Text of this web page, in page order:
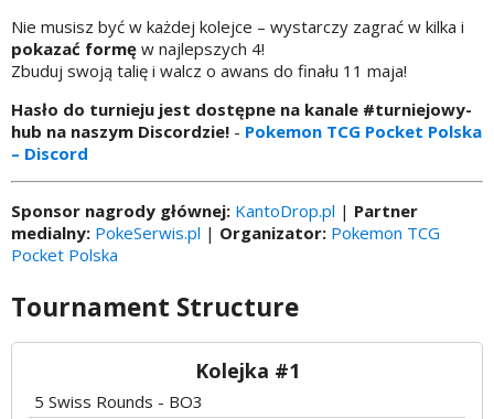
Nie musisz być w każdej kolejce – wystarczy zagrać w kilka i
pokazać formę w najlepszych 4!
Zbuduj swoją talię i walcz o awans do finału 11 maja!
Hasło do turnieju jest dostępne na kanale #turniejowy-
hub na naszym Discordzie! - Pokemon TCG Pocket Polska
– Discord
Sponsor nagrody głównej: KantoDrop.pl | Partner
medialny: PokeSerwis.pl | Organizator: Pokemon TCG
Pocket Polska
Tournament Structure
Kolejka #1
5 Swiss Rounds - BO3